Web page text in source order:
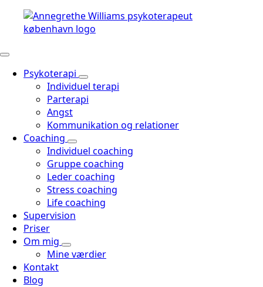
Psykoterapi
Individuel terapi
Parterapi
Angst
Kommunikation og relationer
Coaching
Individuel coaching
Gruppe coaching
Leder coaching
Stress coaching
Life coaching
Supervision
Priser
Om mig
Mine værdier
Kontakt
Blog